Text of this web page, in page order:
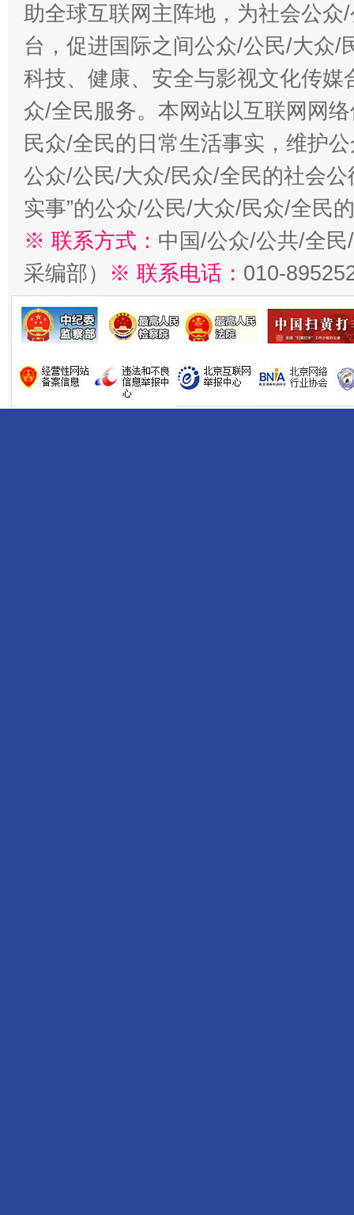
助全球互联网主阵地，为社会公
台，促进国际之间公众/公民/大众/
科技、健康、安全与影视文化传
众/全民服务。本网站以互联网网
民众/全民的日常生活事实，维护
公众/公民/大众/民众/全民的社会公
实事”的公众/公民/大众/民众/全民
※ 联系方式： 中国/公众/公共/全
采编部） ※ 联系电话： 010-